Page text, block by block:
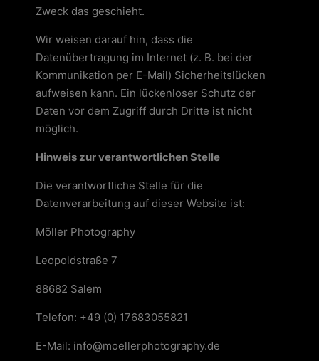
Zweck das geschieht.
Wir weisen darauf hin, dass die
Datenübertragung im Internet (z. B. bei der
Kommunikation per E-Mail) Sicherheitslücken
aufweisen kann. Ein lückenloser Schutz der
Daten vor dem Zugriff durch Dritte ist nicht
möglich.
Hinweis zur verantwortlichen Stelle
Die verantwortliche Stelle für die
Datenverarbeitung auf dieser Website ist:
Möller Photography
Leopoldstraße 7
88682 Salem
Telefon: +49 (0) 17683055821
E-Mail: info@moellerphotography.de